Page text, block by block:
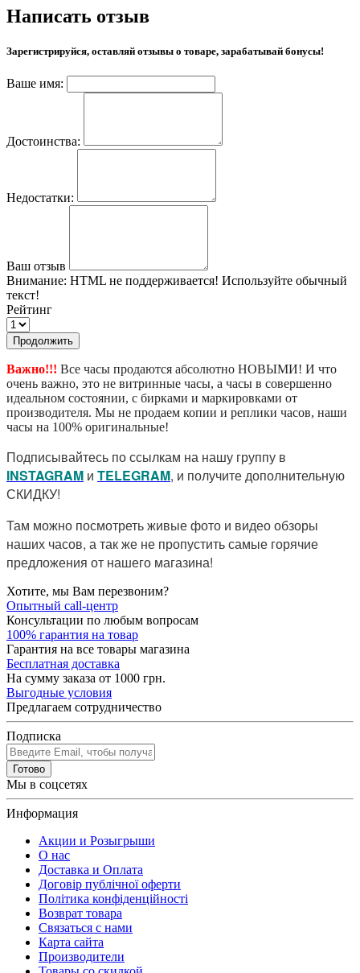
Написать отзыв
Зарегистрируйся, оставляй отзывы о товаре, зарабатывай бонусы!
Ваше имя:
Достоинства:
Недостатки:
Ваш отзыв
Внимание: HTML не поддерживается! Используйте обычный
текст!
Рейтинг
Продолжить
Важно!!! Все часы продаются абсолютно НОВЫМИ! И что
очень важно, это не витринные часы, а часы в совершенно
идеальном состоянии, с бирками и маркировками от
производителя. Мы не продаем копии и реплики часов, наши
часы на 100% оригинальные!
Подписывайтесь по ссылкам на нашу группу в
INSTAGRAM и TELEGRAM, и получите дополнительную
СКИДКУ!
Там можно посмотреть живые фото и видео обзоры
наших часов, а так же не пропустить самые горячие
предложения от нашего магазина!
Хотите, мы Вам перезвоним?
Опытный call-центр
Консультации по любым вопросам
100% гарантия на товар
Гарантия на все товары магазина
Бесплатная доставка
На сумму заказа от 1000 грн.
Выгодные условия
Предлагаем сотрудничество
Подписка
Готово
Мы в соцсетях
Информация
Акции и Розыгрыши
О нас
Доставка и Оплата
Договір публічної оферти
Політика конфіденційності
Возврат товара
Связаться с нами
Карта сайта
Производители